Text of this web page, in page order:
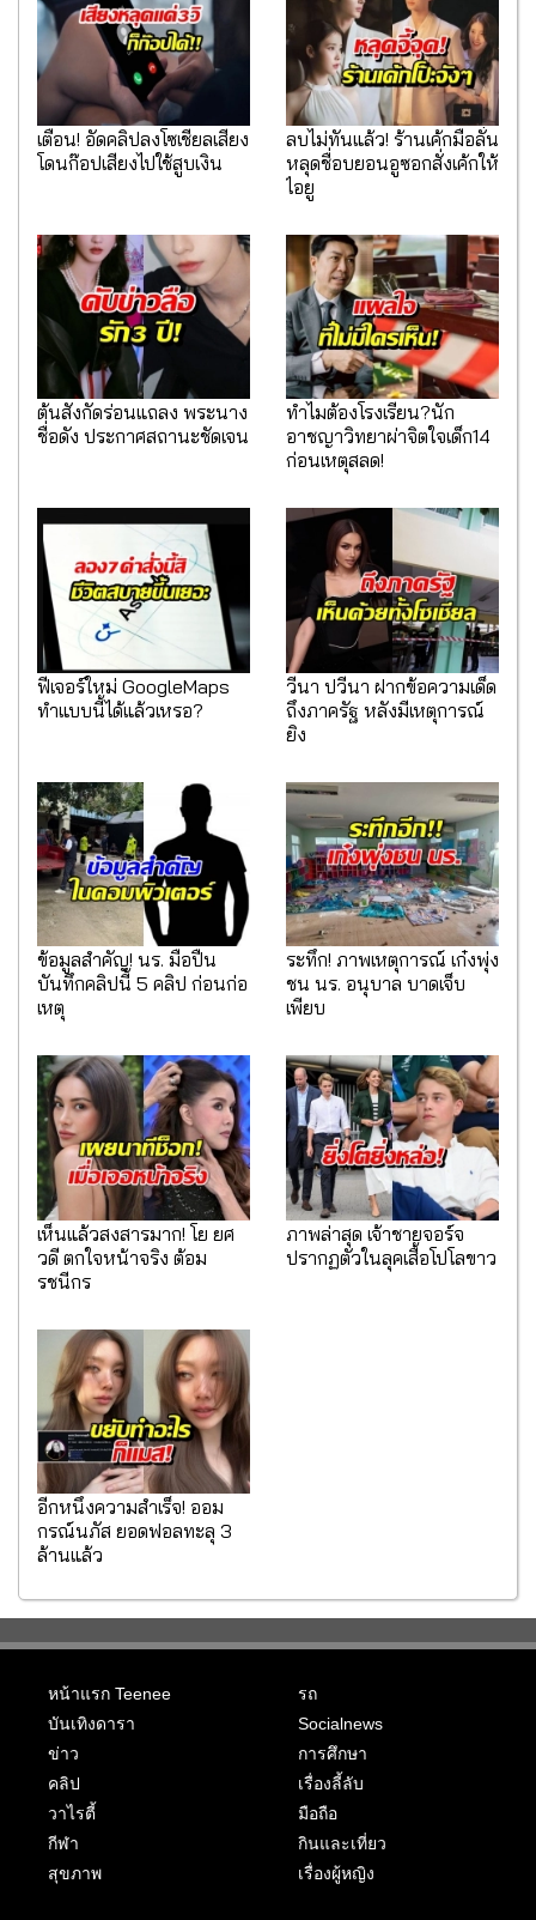
เตือน! อัดคลิปลงโซเชียลเสี่ยง
โดนก๊อปเสียงไปใช้สูบเงิน
ลบไม่ทันแล้ว! ร้านเค้กมือลั่น
หลุดชื่อบยอนอูซอกสั่งเค้กให้
ไอยู
ต้นสังกัดร่อนแถลง พระนาง
ชื่อดัง ประกาศสถานะชัดเจน
ทำไมต้องโรงเรียน?นัก
อาชญาวิทยาผ่าจิตใจเด็ก14
ก่อนเหตุสลด!
ฟีเจอร์ใหม่ GoogleMaps
ทำแบบนี้ได้แล้วเหรอ?
วีนา ปวีนา ฝากข้อความเด็ด
ถึงภาครัฐ หลังมีเหตุการณ์
ยิง
ข้อมูลสำคัญ! นร. มือปืน
บันทึกคลิปนี้ 5 คลิป ก่อนก่อ
เหตุ
ระทึก! ภาพเหตุการณ์ เก๋งพุ่ง
ชน นร. อนุบาล บาดเจ็บ
เพียบ
เห็นแล้วสงสารมาก! โย ยศ
วดี ตกใจหน้าจริง ต้อม
รชนีกร
ภาพล่าสุด เจ้าชายจอร์จ
ปรากฏตัวในลุคเสื้อโปโลขาว
อีกหนึ่งความสำเร็จ! ออม
กรณ์นภัส ยอดฟอลทะลุ 3
ล้านแล้ว
หน้าแรก Teenee
บันเทิงดารา
ข่าว
คลิป
วาไรตี้
กีฬา
สุขภาพ
รถ
Socialnews
การศึกษา
เรื่องลี้ลับ
มือถือ
กินและเที่ยว
เรื่องผู้หญิง